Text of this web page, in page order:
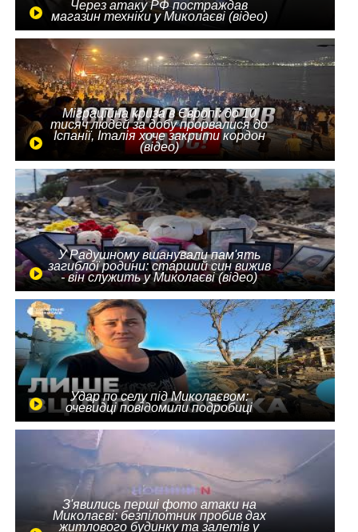
Через атаку РФ постраждав
магазин техніки у Миколаєві (відео)
Міграційна криза в Європі: до 10
тисяч людей за добу прорвалися до
Іспанії, Італія хоче закрити кордон
(відео)
У Радушному вшанували пам'ять
загиблої родини: старший син вижив
- він служить у Миколаєві (відео)
Удар по селу під Миколаєвом:
очевидці повідомили подробиці
З'явились перші фото атаки на
Миколаєві: безпілотник пробив дах
житлового будинку та залетів у